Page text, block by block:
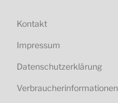
Kontakt
Impressum
Datenschutzerklärung
Verbraucherinformationen